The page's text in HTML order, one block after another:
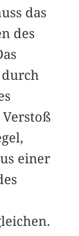
das
des
einer